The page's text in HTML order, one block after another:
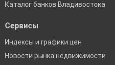
Каталог банков Владивостока
Сервисы
Индексы и графики цен
Новости рынка недвижимости